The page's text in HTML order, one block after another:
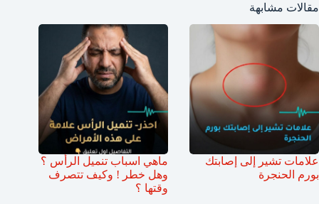
مقالات مشابهة
علامات تشير إلى إصابتك
بورم الحنجرة
ماهي اسباب تنميل الرأس ؟
وهل خطر ! وكيف تتصرف
وقتها ؟